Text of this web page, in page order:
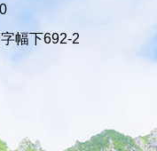
字幅下692-2